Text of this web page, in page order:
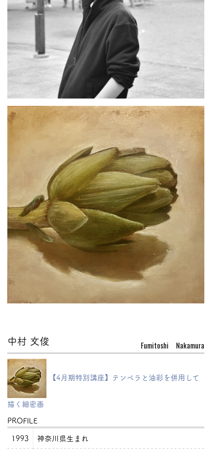
中村 文俊 Fumitoshi Nakamura
【4月期特別講座】テンペラと油彩を併用して
描く細密画
PROFILE
1993
神奈川県生まれ